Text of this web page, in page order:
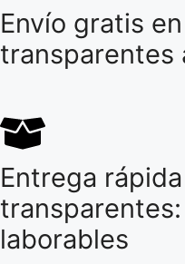
Envío gratis
transparentes
Entrega
laborables